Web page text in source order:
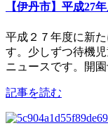
【伊丹市】平成27
平成２７年度に新
す。少しずつ待機
ニュースです。開
記事を読む